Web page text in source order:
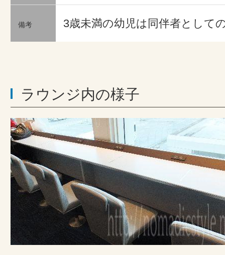
備考 3歳未満の幼児は同伴者として
ラウンジ内の様子